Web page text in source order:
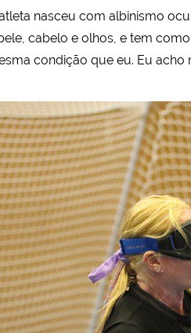
nasceu com albinismo
cabelo e olhos, e tem
condição que eu. Eu